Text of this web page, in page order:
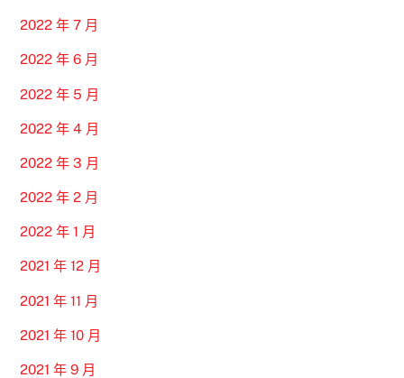
2022 年 7 月
2022 年 6 月
2022 年 5 月
2022 年 4 月
2022 年 3 月
2022 年 2 月
2022 年 1 月
2021 年 12 月
2021 年 11 月
2021 年 10 月
2021 年 9 月